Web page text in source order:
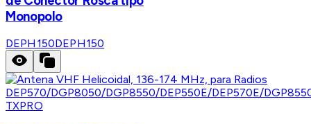
Monopolo
DEPH150DEPH150
TXPRO